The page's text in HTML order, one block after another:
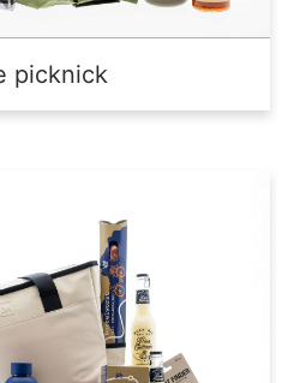
picknick